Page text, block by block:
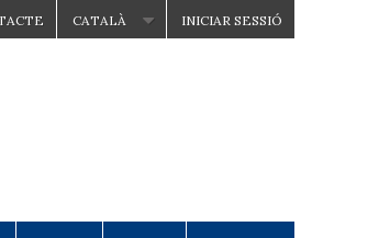
INICIAR SESSIÓ
CATALÀ